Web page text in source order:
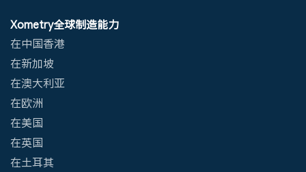
Xometry全球制造能力
在中国香港
在新加坡
在澳大利亚
在欧洲
在美国
在英国
在土耳其